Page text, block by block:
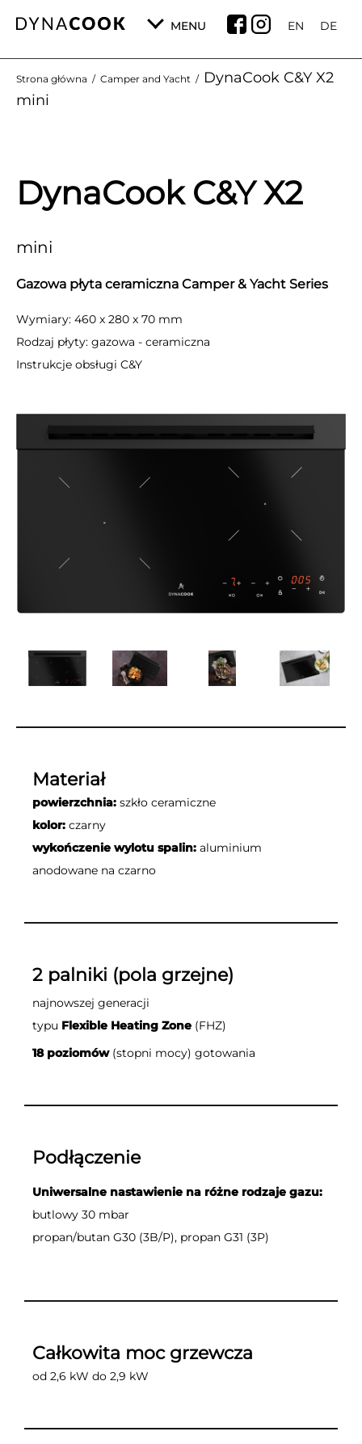
MENU EN DE
Strona główna / Camper and Yacht / DynaCook C&Y X2
mini
DynaCook C&Y X2
mini
Gazowa płyta ceramiczna Camper & Yacht Series
Wymiary: 460 x 280 x 70 mm
Rodzaj płyty: gazowa - ceramiczna
Instrukcje obsługi C&Y
Materiał
powierzchnia: szkło ceramiczne
kolor: czarny
wykończenie wylotu spalin: aluminium
anodowane na czarno
2 palniki (pola grzejne)
najnowszej generacji
typu Flexible Heating Zone (FHZ)
18 poziomów(stopni mocy) gotowania
Podłączenie
Uniwersalne nastawienie na różne rodzaje gazu:
butlowy 30 mbar
propan/butan G30 (3B/P), propan G31 (3P)
Całkowita moc grzewcza
od 2,6 kW do 2,9 kW